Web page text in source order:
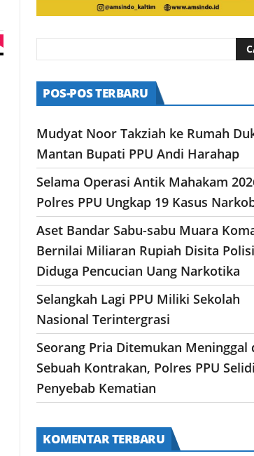
POS-POS TERBARU
Mudyat Noor Takziah ke Rumah
Mantan Bupati PPU Andi Harahap
Selama Operasi Antik Mahakam
Polres PPU Ungkap 19 Kasus
Aset Bandar Sabu-sabu Muara
Bernilai Miliaran Rupiah Disita
Diduga Pencucian Uang Narkotika
Selangkah Lagi PPU Miliki Sekolah
Nasional Terintergrasi
Seorang Pria Ditemukan Meninggal
Sebuah Kontrakan, Polres PPU
Penyebab Kematian
KOMENTAR TERBARU